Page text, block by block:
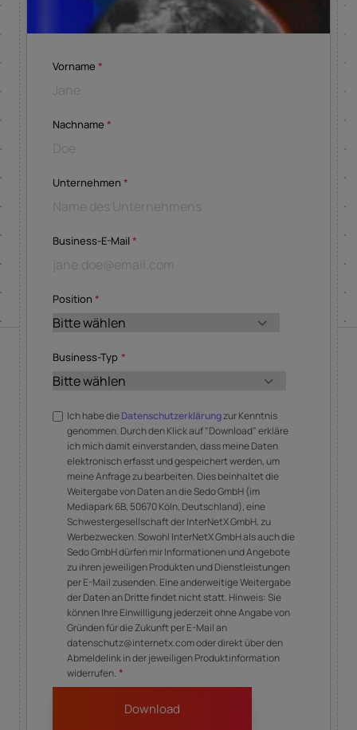
Vorname *
Nachname *
Unternehmen *
Business-E-Mail*
Position *
Business-Typ *
Ich habe dieDatenschutzerklärungzur Kenntnis
genommen. Durch den Klick auf "Download" erkläre
ich mich damit einverstanden, dass meine Daten
elektronisch erfasst und gespeichert werden, um
meine Anfrage zu bearbeiten. Dies beinhaltet die
Weitergabe von Daten an die Sedo GmbH (im
Mediapark 6B, 50670 Köln, Deutschland), eine
Schwestergesellschaft der InterNetX GmbH, zu
Werbezwecken. Sowohl InterNetX GmbH als auch die
Sedo GmbH dürfen mir Informationen und Angebote
zu ihren jeweiligen Produkten und Dienstleistungen
per E-Mail zusenden. Eine anderweitige Weitergabe
der Daten an Dritte findet nicht statt. Hinweis: Sie
können Ihre Einwilligung jederzeit ohne Angabe von
Gründen für die Zukunft per E-Mail an
datenschutz@internetx.com oder direkt über den
Abmeldelink in der jeweiligen Produktinformation
widerrufen. *